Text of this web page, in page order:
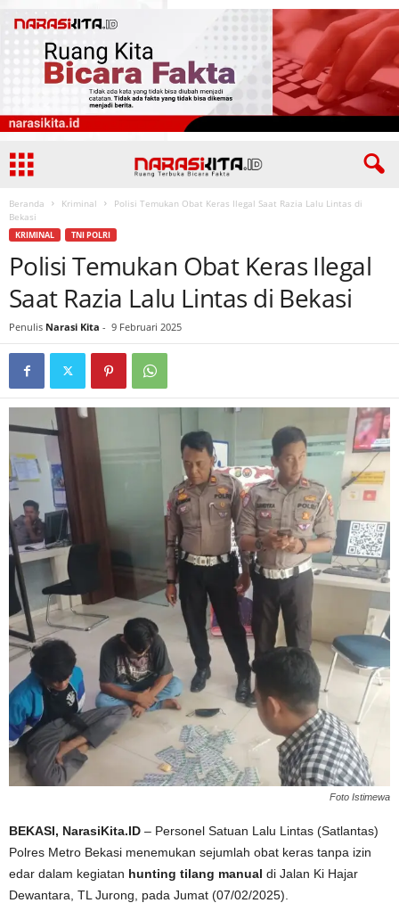
Beranda Kriminal
Polisi Temukan Obat Keras Ilegal Saat Razia Lalu Lintas di
Bekasi
KRIMINAL TNI POLRI
Polisi Temukan Obat Keras Ilegal
Saat Razia Lalu Lintas di Bekasi
Penulis Narasi Kita - 9 Februari 2025
Foto Istimewa
BEKASI, NarasiKita.ID – Personel Satuan Lalu Lintas (Satlantas)
Polres Metro Bekasi menemukan sejumlah obat keras tanpa izin
edar dalam kegiatan hunting tilang manual di Jalan Ki Hajar
Dewantara, TL Jurong, pada Jumat (07/02/2025).